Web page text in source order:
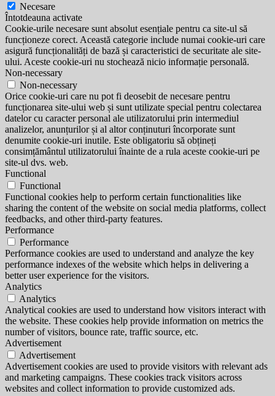
Necesare
Întotdeauna activate
Cookie-urile necesare sunt absolut esențiale pentru ca site-ul să
funcționeze corect. Această categorie include numai cookie-uri care
asigură funcționalități de bază și caracteristici de securitate ale site-
ului. Aceste cookie-uri nu stochează nicio informație personală.
Non-necessary
Non-necessary
Orice cookie-uri care nu pot fi deosebit de necesare pentru
funcționarea site-ului web și sunt utilizate special pentru colectarea
datelor cu caracter personal ale utilizatorului prin intermediul
analizelor, anunțurilor și al altor conținuturi încorporate sunt
denumite cookie-uri inutile. Este obligatoriu să obțineți
consimțământul utilizatorului înainte de a rula aceste cookie-uri pe
site-ul dvs. web.
Functional
Functional
Functional cookies help to perform certain functionalities like
sharing the content of the website on social media platforms, collect
feedbacks, and other third-party features.
Performance
Performance
Performance cookies are used to understand and analyze the key
performance indexes of the website which helps in delivering a
better user experience for the visitors.
Analytics
Analytics
Analytical cookies are used to understand how visitors interact with
the website. These cookies help provide information on metrics the
number of visitors, bounce rate, traffic source, etc.
Advertisement
Advertisement
Advertisement cookies are used to provide visitors with relevant ads
and marketing campaigns. These cookies track visitors across
websites and collect information to provide customized ads.